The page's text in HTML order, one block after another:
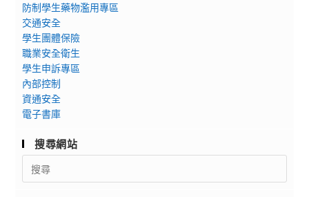
防制學生藥物濫用專區
交通安全
學生團體保險
職業安全衛生
學生申訴專區
內部控制
資通安全
電子書庫
搜尋網站
Search
for: